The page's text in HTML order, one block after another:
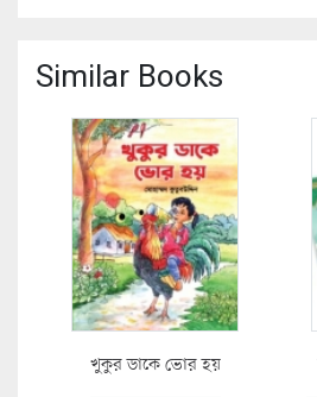
Similar Books
খুকুর ডাকে ভোর হয়